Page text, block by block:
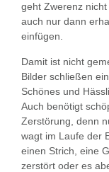
geht Zwerenz
auch nur dann
einfügen.
Damit ist nicht
Bilder schließen
Schönes und
Auch benötigt
Zerstörung, denn
wagt im Laufe der
einen Strich, eine
zerstört oder es